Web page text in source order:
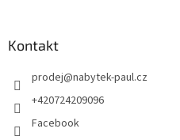
Kontakt
prodej@nabytek-paul.cz
+420724209096
Facebook